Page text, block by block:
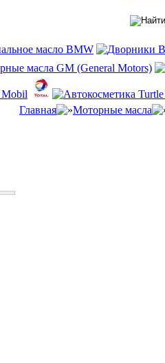
Главная Моторные масла